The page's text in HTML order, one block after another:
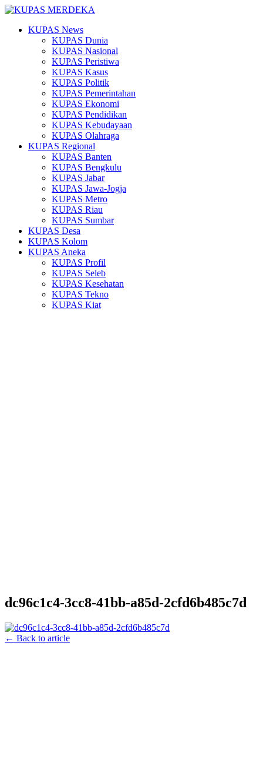
KUPAS News
KUPAS Dunia
KUPAS Nasional
KUPAS Peristiwa
KUPAS Kasus
KUPAS Politik
KUPAS Pemerintahan
KUPAS Ekonomi
KUPAS Pendidikan
KUPAS Kebudayaan
KUPAS Olahraga
KUPAS Regional
KUPAS Banten
KUPAS Bengkulu
KUPAS Jabar
KUPAS Jawa-Jogja
KUPAS Metro
KUPAS Riau
KUPAS Sumbar
KUPAS Desa
KUPAS Kolom
KUPAS Aneka
KUPAS Profil
KUPAS Seleb
KUPAS Kesehatan
KUPAS Tekno
KUPAS Kiat
dc96c1c4-3cc8-41bb-a85d-2cfd6b485c7d
← Back to article